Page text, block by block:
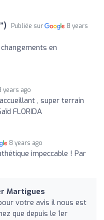
Publiée sur
8 years
en
years ago
, super terrain
FLORIDA
8 years ago
impeccable ! Par
Martigues
votre avis il nous est
que depuis le 1er